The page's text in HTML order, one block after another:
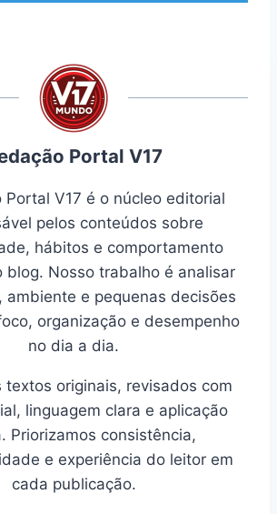
Portal V17
Portal V17 é o núcleo editorial
pelos conteúdos sobre
hábitos e comportamento
blog. Nosso trabalho é analisar
ambiente e pequenas decisões
organização e desempenho
no dia a dia.
textos originais, revisados com
linguagem clara e aplicação
Priorizamos consistência,
e experiência do leitor em
cada publicação.